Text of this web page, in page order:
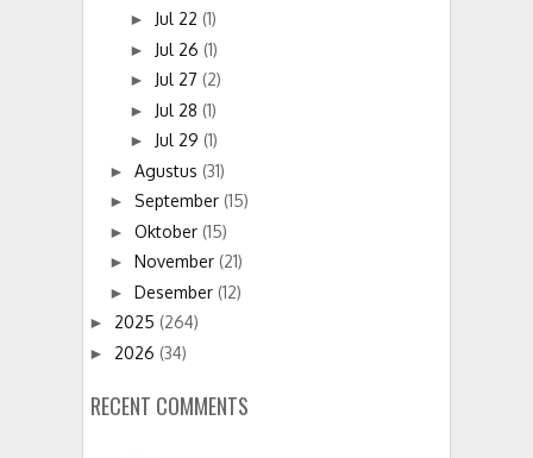
► Jul 22 (1)
► Jul 26 (1)
► Jul 27 (2)
► Jul 28 (1)
► Jul 29 (1)
► Agustus (31)
► September (15)
► Oktober (15)
► November (21)
► Desember (12)
► 2025 (264)
► 2026 (34)
RECENT COMMENTS